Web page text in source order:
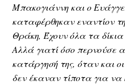
Μπακογιάννη και ο
καταφέρθηκαν εναντίον
Θράκη, Έχουν όλα τα δίκια
Αλλά γιατί όσο περνούσε
κατάργησή της, όταν και
δεν έκαναν τίποτα για να